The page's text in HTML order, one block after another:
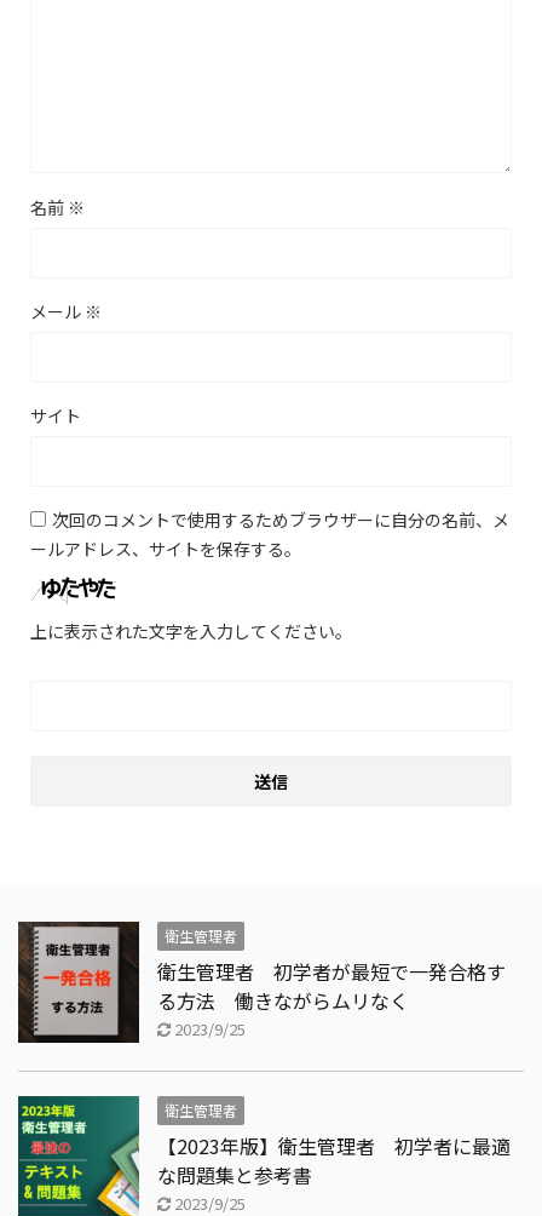
名前 ※
メール ※
サイト
次回のコメントで使用するためブラウザーに自分の名前、メ
ールアドレス、サイトを保存する。
上に表示された文字を入力してください。
衛生管理者
衛生管理者 初学者が最短で一発合格す
る方法 働きながらムリなく
2023/9/25
衛生管理者
【2023年版】衛生管理者 初学者に最適
な問題集と参考書
2023/9/25